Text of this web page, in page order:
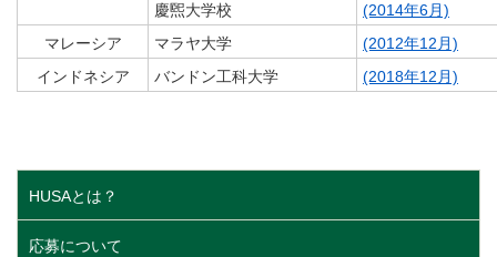
慶煕大学校
(2014年6月)
マレーシア
マラヤ大学
(2012年12月)
インドネシア
バンドン工科大学 (2018年12月)
HUSAとは？
応募について